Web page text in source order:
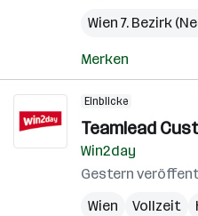
Wien 7. Bezirk
Merken
Einblicke
Teamlead
Win2day
Gestern
Wien
Vollzeit